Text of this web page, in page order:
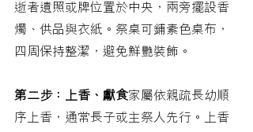
逝者遺照或牌位置於中央，兩旁擺設香
燭、供品與衣紙。祭桌可鋪素色桌布，
四周保持整潔，避免鮮艷裝飾。
第二步：上香、獻食家屬依親疏長幼順
序上香，通常長子或主祭人先行。上香